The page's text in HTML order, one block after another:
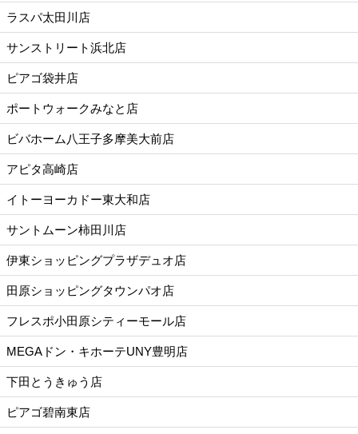
ラスパ太田川店
サンストリート浜北店
ピアゴ袋井店
ポートウォークみなと店
ビバホーム八王子多摩美大前店
アピタ高崎店
イトーヨーカドー東大和店
サントムーン柿田川店
伊東ショッピングプラザデュオ店
田原ショッピングタウンパオ店
フレスポ小田原シティーモール店
MEGAドン・キホーテUNY豊明店
下田とうきゅう店
ピアゴ碧南東店